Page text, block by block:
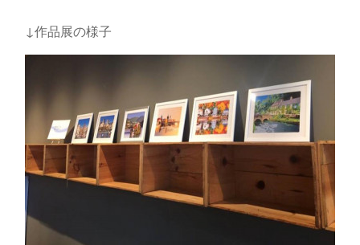
↓作品展の様子